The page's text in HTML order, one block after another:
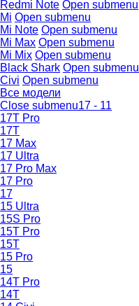
Redmi Note Open submenu
Mi Open submenu
Mi Note Open submenu
Mi Max Open submenu
Mi Mix Open submenu
Black Shark Open submenu
Civi Open submenu
Все модели
Close submenu17 - 11
17T Pro
17T
17 Max
17 Ultra
17 Pro Max
17 Pro
17
15 Ultra
15S Pro
15T Pro
15T
15 Pro
15
14T Pro
14T